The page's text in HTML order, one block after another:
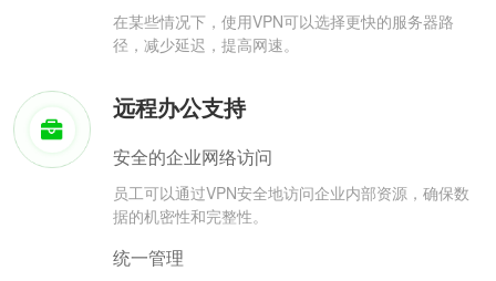
在某些情况下，使用VPN可以选择更快的服务器路
径，减少延迟，提高网速。
远程办公支持
安全的企业网络访问
员工可以通过VPN安全地访问企业内部资源，确保数
据的机密性和完整性。
统一管理